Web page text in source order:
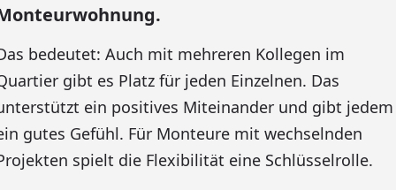
bedeutet: Auch mit mehreren Kollegen im
gibt es Platz für jeden Einzelnen. Das
ein positives Miteinander und gibt jedem
gutes Gefühl. Für Monteure mit wechselnden
spielt die Flexibilität eine Schlüsselrolle.